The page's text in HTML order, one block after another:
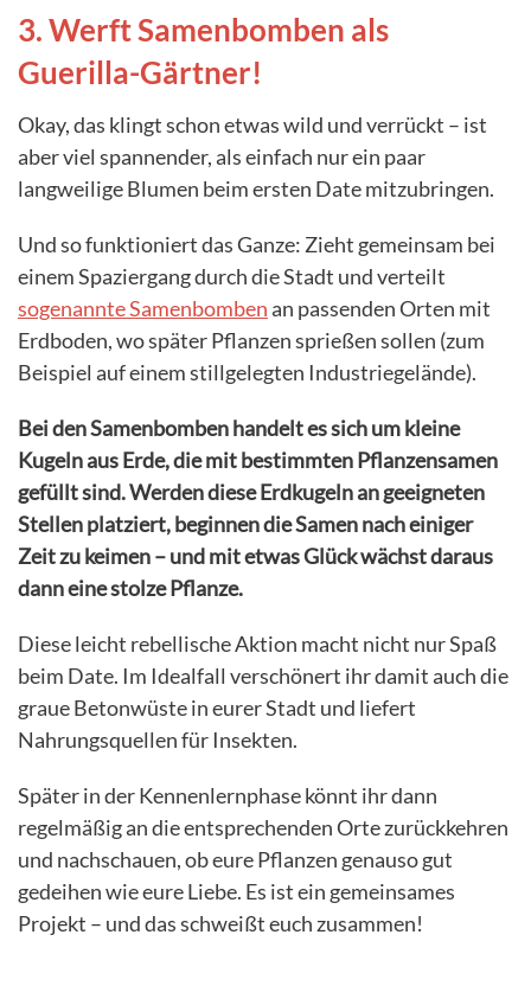
3. Werft Samenbomben als
Guerilla-Gärtner!
Okay, das klingt schon etwas wild und verrückt – ist
aber viel spannender, als einfach nur ein paar
langweilige Blumen beim ersten Date mitzubringen.
Und so funktioniert das Ganze: Zieht gemeinsam bei
einem Spaziergang durch die Stadt und verteilt
sogenannte Samenbombenan passenden Orten mit
Erdboden, wo später Pflanzen sprießen sollen (zum
Beispiel auf einem stillgelegten Industriegelände).
Bei den Samenbomben handelt es sich um kleine
Kugeln aus Erde, die mit bestimmten Pflanzensamen
gefüllt sind. Werden diese Erdkugeln an geeigneten
Stellen platziert, beginnen die Samen nach einiger
Zeit zu keimen – und mit etwas Glück wächst daraus
dann eine stolze Pflanze.
Diese leicht rebellische Aktion macht nicht nur Spaß
beim Date. Im Idealfall verschönert ihr damit auch die
graue Betonwüste in eurer Stadt und liefert
Nahrungsquellen für Insekten.
Später in der Kennenlernphase könnt ihr dann
regelmäßig an die entsprechenden Orte zurückkehren
und nachschauen, ob eure Pflanzen genauso gut
gedeihen wie eure Liebe. Es ist ein gemeinsames
Projekt – und das schweißt euch zusammen!